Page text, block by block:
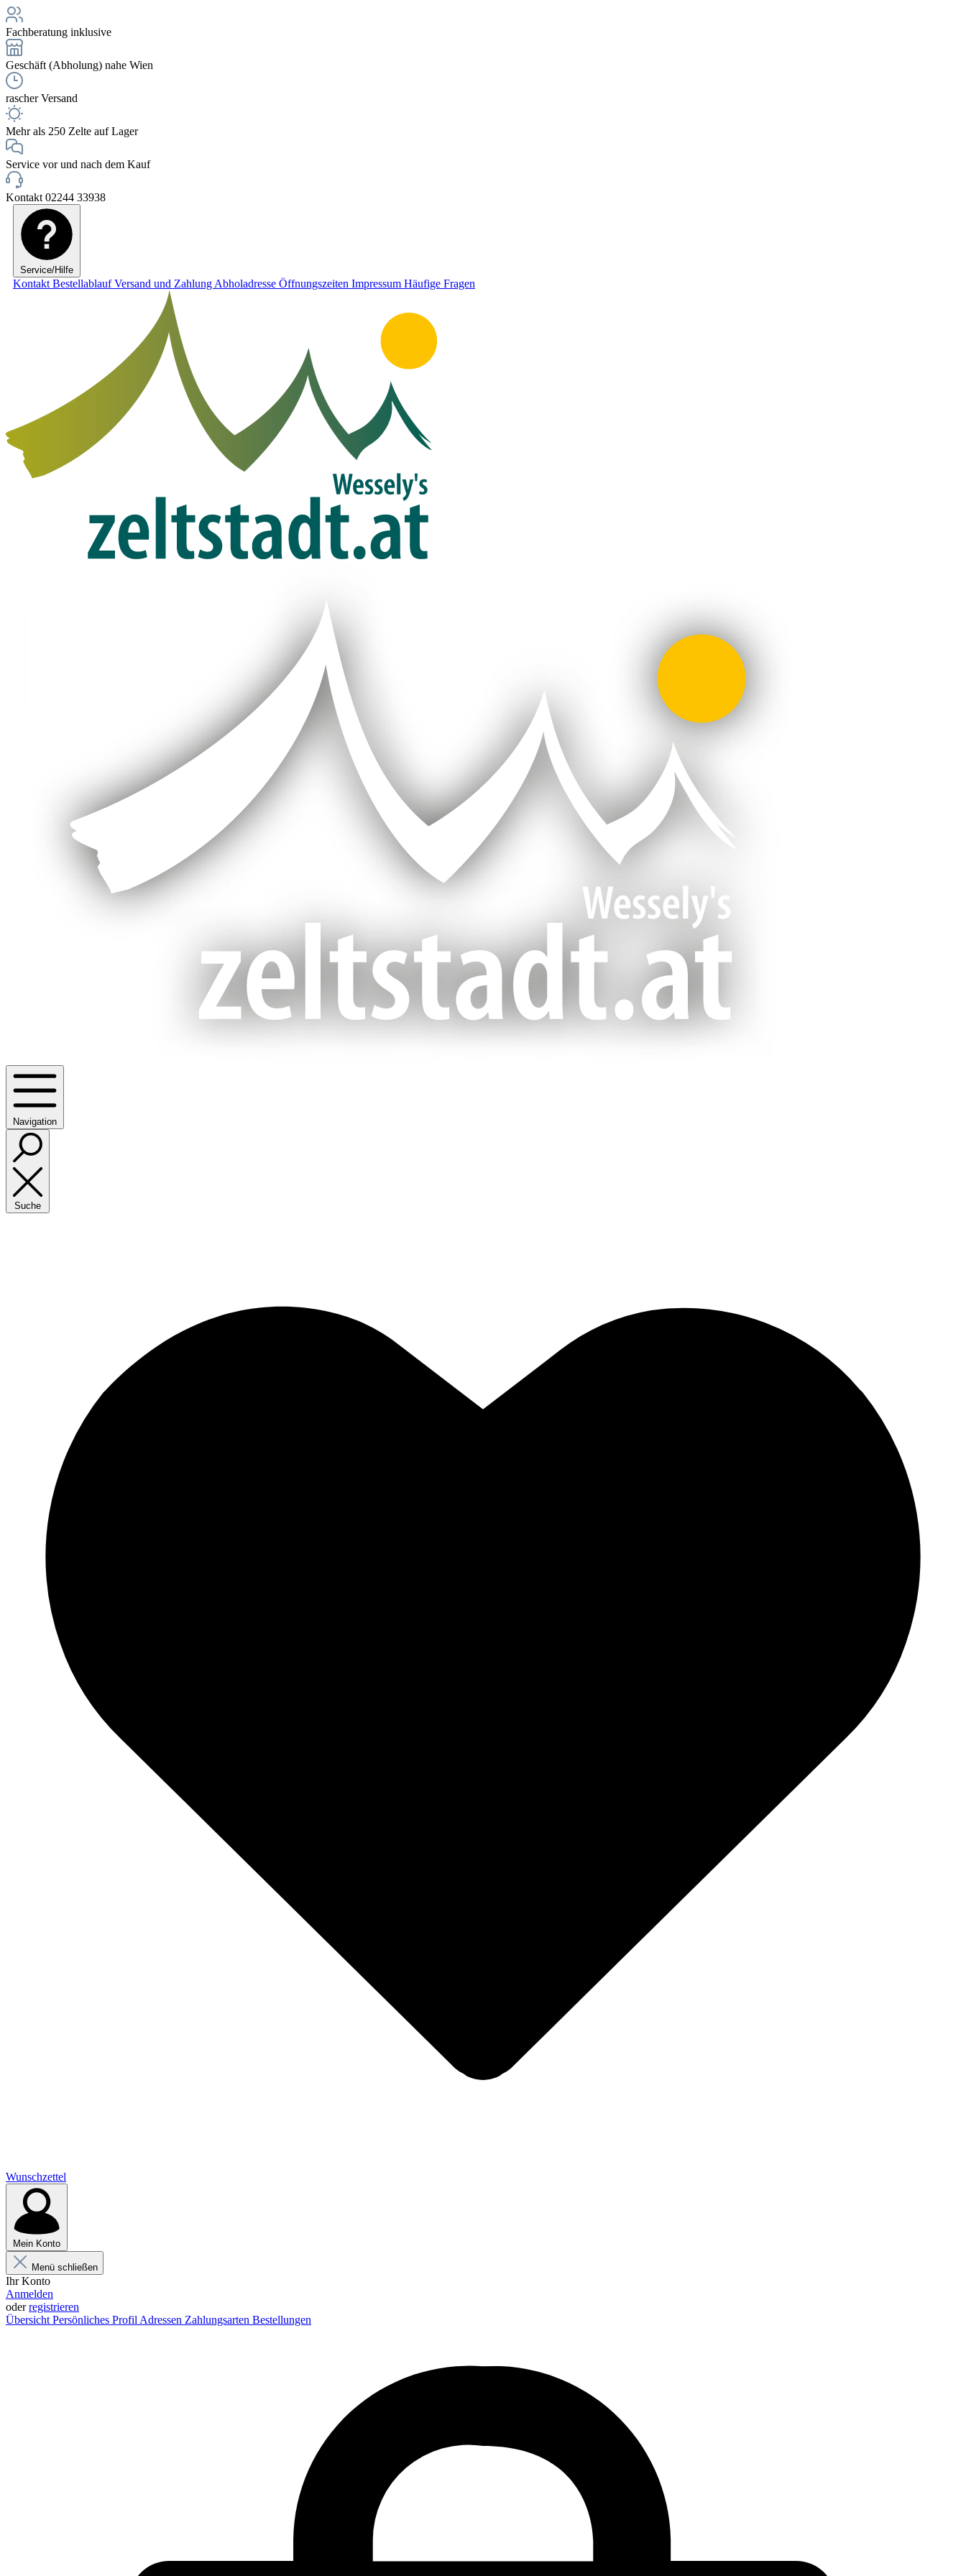
Fachberatung inklusive
Geschäft (Abholung) nahe Wien
rascher Versand
Mehr als 250 Zelte auf Lager
Service vor und nach dem Kauf
Kontakt 02244 33938
Service/Hilfe
Kontakt BestellablaufVersand und Zahlung Abholadresse Öffnungszeiten Impressum Häufige Fragen
Navigation
Suche
Wunschzettel
Mein Konto
Menü schließen
Ihr Konto
Anmelden
oderregistrieren
Übersicht Persönliches Profil Adressen Zahlungsarten Bestellungen